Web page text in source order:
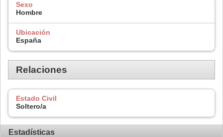
Sexo
Hombre
Ubicación
España
Relaciones
Estado Civil
Soltero/a
Estadísticas